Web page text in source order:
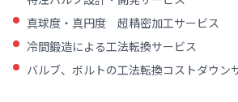
真球度・真円度 超精密加工サービス
冷間鍛造による工法転換サービス
バルブ、ボルトの工法転換コストダウン